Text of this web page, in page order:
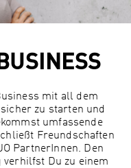
mit all dem
zu starten und
umfassende
Freundschaften
PartnerInnen. Den
verhilfst Du zu einem